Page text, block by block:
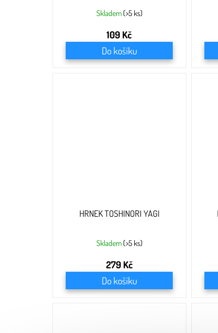
Skladem (>5 ks)
109 Kč
Do košíku
HRNEK TOSHINORI YAGI
Skladem (>5 ks)
279 Kč
Do košíku